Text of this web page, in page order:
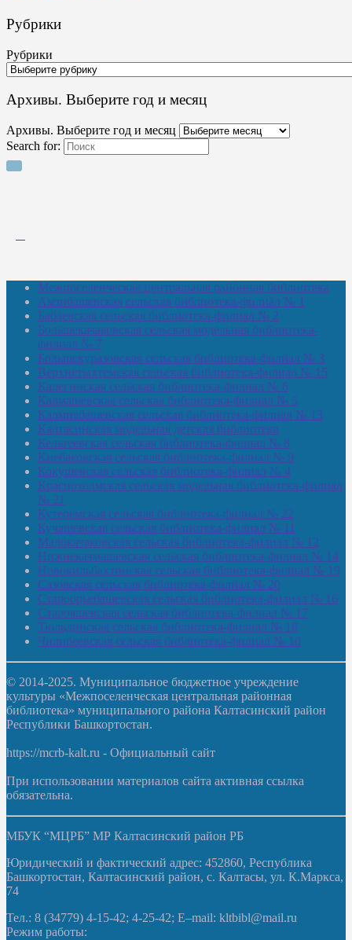
Рубрики
Рубрики
Архивы. Выберите год и месяц
Архивы. Выберите год и месяц
Search for:
Межпоселенческая центральная районная библиотека
Амзибашевская сельская библиотека-филиал № 1
Бабаевская сельская библиотека-филиал № 2
Большекачаковская сельская модельная библиотека-
филиал № 7
Большекуразовская сельская библиотека-филиал № 3
Верхнетыхтемская сельская библиотека-филиал № 15
Калегинская сельская библиотека-филиал № 6
Калмашевская сельская библиотека-филиал № 5
Калмиябашевская сельская библиотека-филиал № 13
Калтасинская модельная детская библиотека
Кельтеевская сельская библиотека-филиал № 8
Киебаковская сельская библиотека-филиал № 9
Кокушевская сельская библиотека-филиал № 4
Краснохолмская сельская модельная библиотека-филиал
№ 21
Кутеремская сельская библиотека-филиал № 22
Кучашевская сельская библиотека-филиал № 11
Малокачаковская сельская библиотека-филиал № 12
Нижнекачмашевская сельская библиотека-филиал № 14
Новокильбахтинская сельская библиотека-филиал № 19
Сазовская сельская библиотека-филиал № 20
Староорьебашевская сельская библиотека-филиал № 16
Старояшевская сельская библиотека-филиал № 17
Тюльдинская сельская библиотека-филиал № 18
Чилибеевская сельская библиотека-филиал № 10
© 2014-2025. Муниципальное бюджетное учреждение
культуры «Межпоселенческая центральная районная
библиотека» муниципального района Калтасинский район
Республики Башкортостан.
https://mcrb-kalt.ru - Официальный сайт
При использовании материалов сайта активная ссылка
обязательна.
МБУК “МЦРБ” МР Калтасинский район РБ
Юридический и фактический адрес: 452860, Республика
Башкортостан, Калтасинский район, с. Калтасы, ул. К.Маркса,
74
Тел.: 8 (34779) 4-15-42; 4-25-42; E–mail: kltbibl@mail.ru
Режим работы: